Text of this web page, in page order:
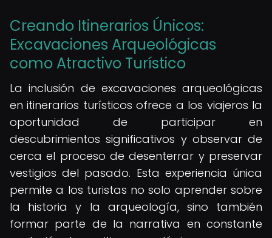
Creando Itinerarios Únicos:
Excavaciones Arqueológicas
como Atractivo Turístico
La inclusión de excavaciones arqueológicas
en itinerarios turísticos ofrece a los viajeros la
oportunidad de participar en
descubrimientos significativos y observar de
cerca el proceso de desenterrar y preservar
vestigios del pasado. Esta experiencia única
permite a los turistas no solo aprender sobre
la historia y la arqueología, sino también
formar parte de la narrativa en constante